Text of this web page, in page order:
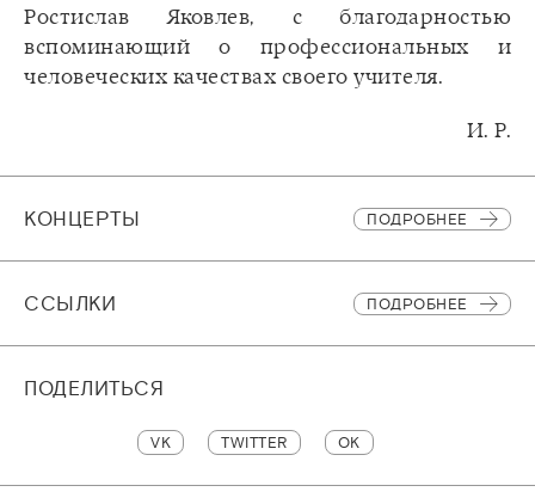
Ростислав Яковлев, с благодарностью
вспоминающий о профессиональных и
человеческих качествах своего учителя.
И. Р.
КОНЦЕРТЫ ПОДРОБНЕЕ
CСЫЛКИ ПОДРОБНЕЕ
ПОДЕЛИТЬСЯ
VK TWITTER OK